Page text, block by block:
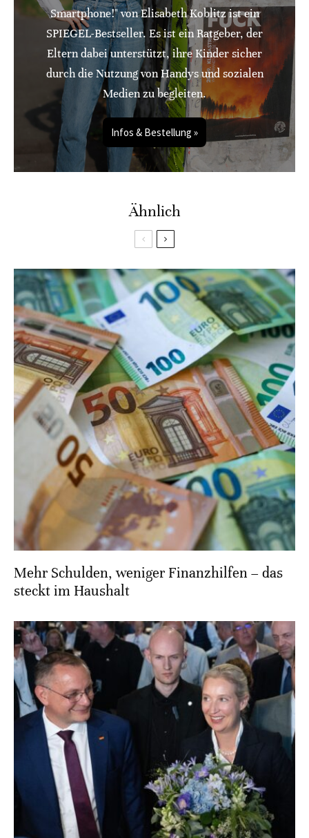
Smartphone!" von Elisabeth Koblitz ist ein
SPIEGEL-Bestseller. Es ist ein Ratgeber, der
Eltern dabei unterstützt, ihre Kinder sicher
durch die Nutzung von Handys und sozialen
Medien zu begleiten.
Infos & Bestellung »
Ähnlich
Mehr Schulden, weniger Finanzhilfen – das
steckt im Haushalt